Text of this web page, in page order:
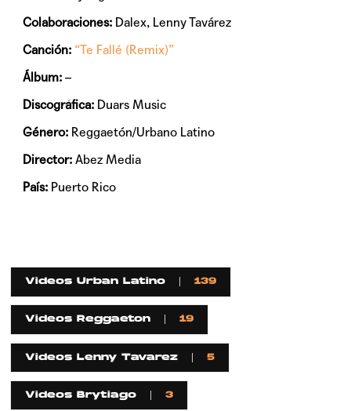
Colaboraciones: Dalex, Lenny Tavárez
Canción: “Te Fallé (Remix)”
Álbum: –
Discográfica: Duars Music
Género: Reggaetón/Urbano Latino
Director: Abez Media
País: Puerto Rico
Videos Urban Latino 139
Videos Reggaeton 19
Videos Lenny Tavarez 5
Videos Brytiago 3